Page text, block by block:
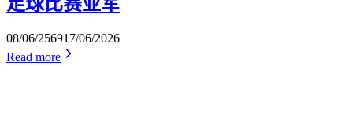
足球比赛亚军
08/06/256917/06/2026
Read more